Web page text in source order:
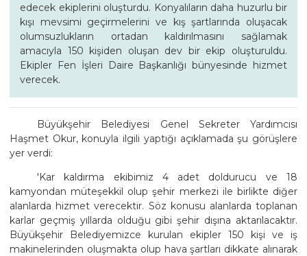
edecek ekiplerini oluşturdu. Konyalıların daha huzurlu bir
kışı mevsimi geçirmelerini ve kış şartlarında oluşacak
olumsuzlukların ortadan kaldırılmasını sağlamak
amacıyla 150 kişiden oluşan dev bir ekip oluşturuldu.
Ekipler Fen İşleri Daire Başkanlığı bünyesinde hizmet
verecek.
Büyükşehir Belediyesi Genel Sekreter Yardımcısı
Haşmet Okur, konuyla ilgili yaptığı açıklamada şu görüşlere
yer verdi:
'Kar kaldırma ekibimiz 4 adet doldurucu ve 18
kamyondan müteşekkil olup şehir merkezi ile birlikte diğer
alanlarda hizmet verecektir. Söz konusu alanlarda toplanan
karlar geçmiş yıllarda olduğu gibi şehir dışına aktarılacaktır.
Büyükşehir Belediyemizce kurulan ekipler 150 kişi ve iş
makinelerinden oluşmakta olup hava şartları dikkate alınarak